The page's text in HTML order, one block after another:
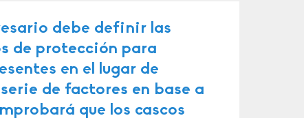
debe definir las
de protección para
en el lugar de
de factores en base a
que los cascos